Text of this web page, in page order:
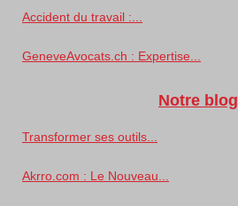
Accident du travail :...
GeneveAvocats.ch : Expertise...
Notre blog
Transformer ses outils...
Akrro.com : Le Nouveau...